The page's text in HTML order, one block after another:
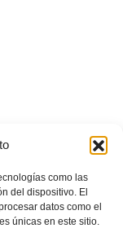
como las
del dispositivo. El
datos como el
únicas en este sitio.